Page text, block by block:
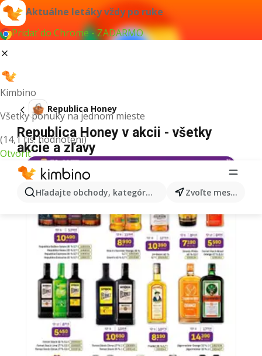
Aktuálne letáky vždy po ruke
Pridať do Chrome - ZADARMO
Kimbino
Všetky ponuky na jednom mieste
(14,1 tis. hodnotení)
Otvoriť
Hľadajte obchody, kategórie, produkty... Zvoľte mesto
Republica Honey
Republica Honey v akcii - všetky
akcie a zľavy